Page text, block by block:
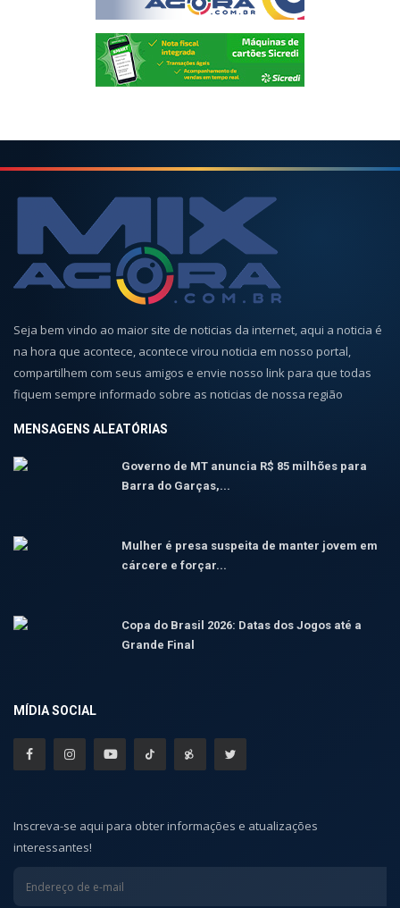
Seja bem vindo ao maior site de noticias da internet, aqui a noticia é
na hora que acontece, acontece virou noticia em nosso portal,
compartilhem com seus amigos e envie nosso link para que todas
fiquem sempre informado sobre as noticias de nossa região
MENSAGENS ALEATÓRIAS
Governo de MT anuncia R$ 85 milhões para
Barra do Garças,...
Mulher é presa suspeita de manter jovem em
cárcere e forçar...
Copa do Brasil 2026: Datas dos Jogos até a
Grande Final
MÍDIA SOCIAL
Inscreva-se aqui para obter informações e atualizações
interessantes!